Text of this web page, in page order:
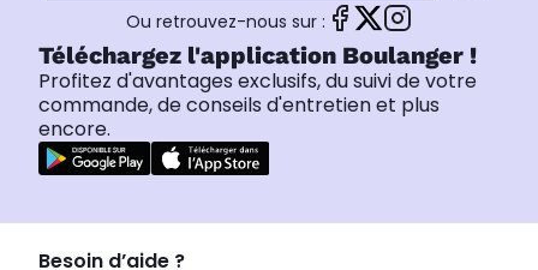
Ou retrouvez-nous sur :
Téléchargez l'application Boulanger !
Profitez d'avantages exclusifs, du suivi de votre
commande, de conseils d'entretien et plus
encore.
Besoin d’aide ?